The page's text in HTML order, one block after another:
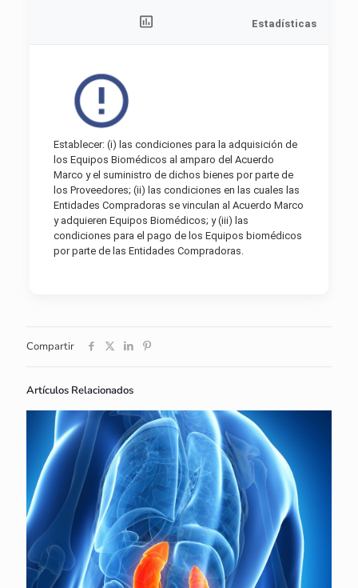
Estadísticas
Establecer: (i) las condiciones para la adquisición de
los Equipos Biomédicos al amparo del Acuerdo
Marco y el suministro de dichos bienes por parte de
los Proveedores; (ii) las condiciones en las cuales las
Entidades Compradoras se vinculan al Acuerdo Marco
y adquieren Equipos Biomédicos; y (iii) las
condiciones para el pago de los Equipos biomédicos
por parte de las Entidades Compradoras.
Compartir
Artículos Relacionados